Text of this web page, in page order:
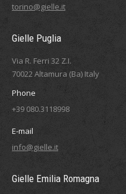
torino@gielle.it
Gielle Puglia
Via R. Ferri 32 Z.I.
70022 Altamura (Ba) Italy
Phone
+39 080.3118998
E-mail
info@gielle.it
Gielle Emilia Romagna